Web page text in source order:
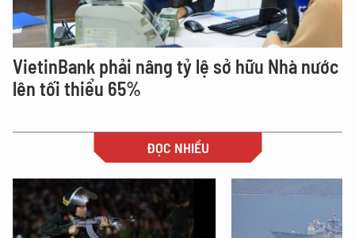
VietinBank phải nâng tỷ lệ sở hữu Nhà nước
lên tối thiểu 65%
ĐỌC NHIỀU